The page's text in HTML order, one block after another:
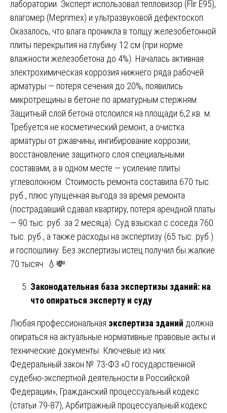
лаборатории. Эксперт использовал тепловизор (Flir E95),
влагомер (Meprimex) и ультразвуковой дефектоскоп.
Оказалось, что влага проникла в толщу железобетонной
плиты перекрытия на глубину 12 см (при норме
влажности железобетона до 4%). Началась активная
электрохимическая коррозия нижнего ряда рабочей
арматуры — потеря сечения до 20%, появились
микротрещины в бетоне по арматурным стержням.
Защитный слой бетона отслоился на площади 6,2 кв. м.
Требуется не косметический ремонт, а очистка
арматуры от ржавчины, ингибирование коррозии,
восстановление защитного слоя специальными
составами, а в одном месте — усиление плиты
углеволокном. Стоимость ремонта составила 670 тыс.
руб., плюс упущенная выгода за время ремонта
(пострадавший сдавал квартиру, потеря арендной платы
— 90 тыс. руб. за 2 месяца). Суд взыскал с соседа 760
тыс. руб., а также расходы на экспертизу (65 тыс. руб.)
и госпошлину. Без экспертизы истец получил бы жалкие
70 тысяч. 💧💸
Законодательная база экспертизы зданий: на
что опираться эксперту и суду
Любая профессиональная экспертиза зданий должна
опираться на актуальные нормативные правовые акты и
технические документы. Ключевые из них:
Федеральный закон № 73-ФЗ «О государственной
судебно-экспертной деятельности в Российской
Федерации», Гражданский процессуальный кодекс
(статьи 79-87), Арбитражный процессуальный кодекс